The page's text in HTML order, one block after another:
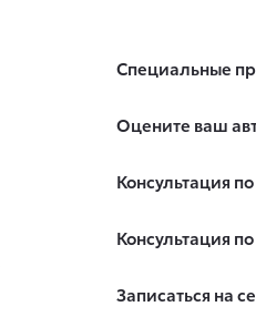
Специальные
Оцените ваш
Консультация
Консультация
Записаться на